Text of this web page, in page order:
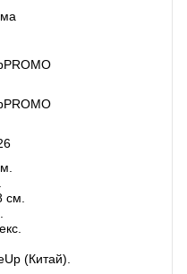
см.
(Китай).